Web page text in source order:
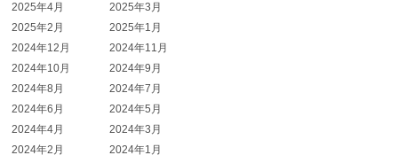
2025年4月
2025年3月
2025年2月
2025年1月
2024年12月
2024年11月
2024年10月
2024年9月
2024年8月
2024年7月
2024年6月
2024年5月
2024年4月
2024年3月
2024年2月
2024年1月